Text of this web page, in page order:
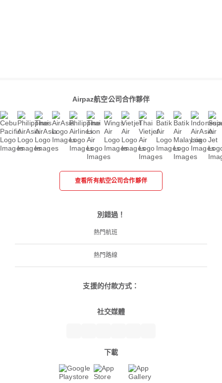
Airpaz航空公司合作夥伴
查看所有航空公司合作夥伴
別錯過！
熱門航班
熱門路線
支援的付款方式：
社交媒體
下載